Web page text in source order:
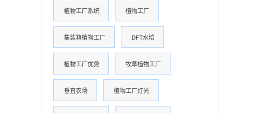
植物工厂系统 植物工厂
集装箱植物工厂 DFT水培
植物工厂优势 牧草植物工厂
垂直农场 植物工厂灯光